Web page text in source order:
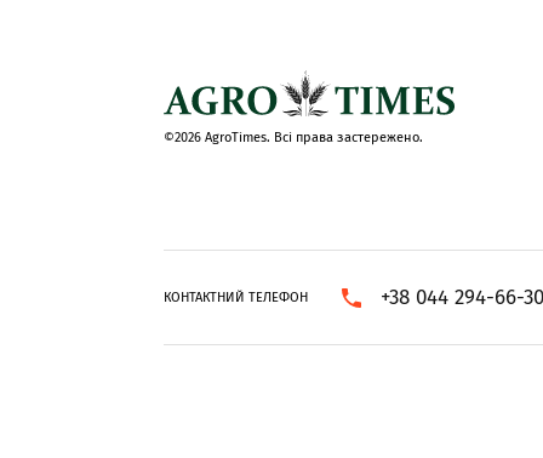
©2026 AgroTimes. Всі права застережено.
КОНТАКТНИЙ ТЕЛЕФОН +38 044 294-66-30